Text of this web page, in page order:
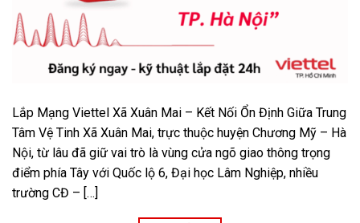
Lắp Mạng Viettel Xã Xuân Mai – Kết Nối Ổn Định Giữa Trung
Tâm Vệ Tinh Xã Xuân Mai, trực thuộc huyện Chương Mỹ – Hà
Nội, từ lâu đã giữ vai trò là vùng cửa ngõ giao thông trọng
điểm phía Tây với Quốc lộ 6, Đại học Lâm Nghiệp, nhiều
trường CĐ – […]